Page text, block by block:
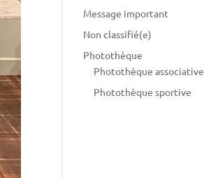
Message important
Non classifié(e)
Photothèque
Photothèque associative
Photothèque sportive